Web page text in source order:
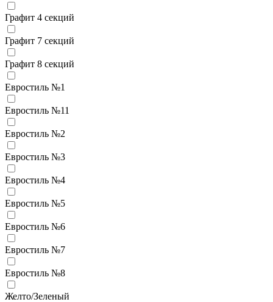
Графит 4 секций
Графит 7 секций
Графит 8 секций
Евростиль №1
Евростиль №11
Евростиль №2
Евростиль №3
Евростиль №4
Евростиль №5
Евростиль №6
Евростиль №7
Евростиль №8
Желто/Зеленый